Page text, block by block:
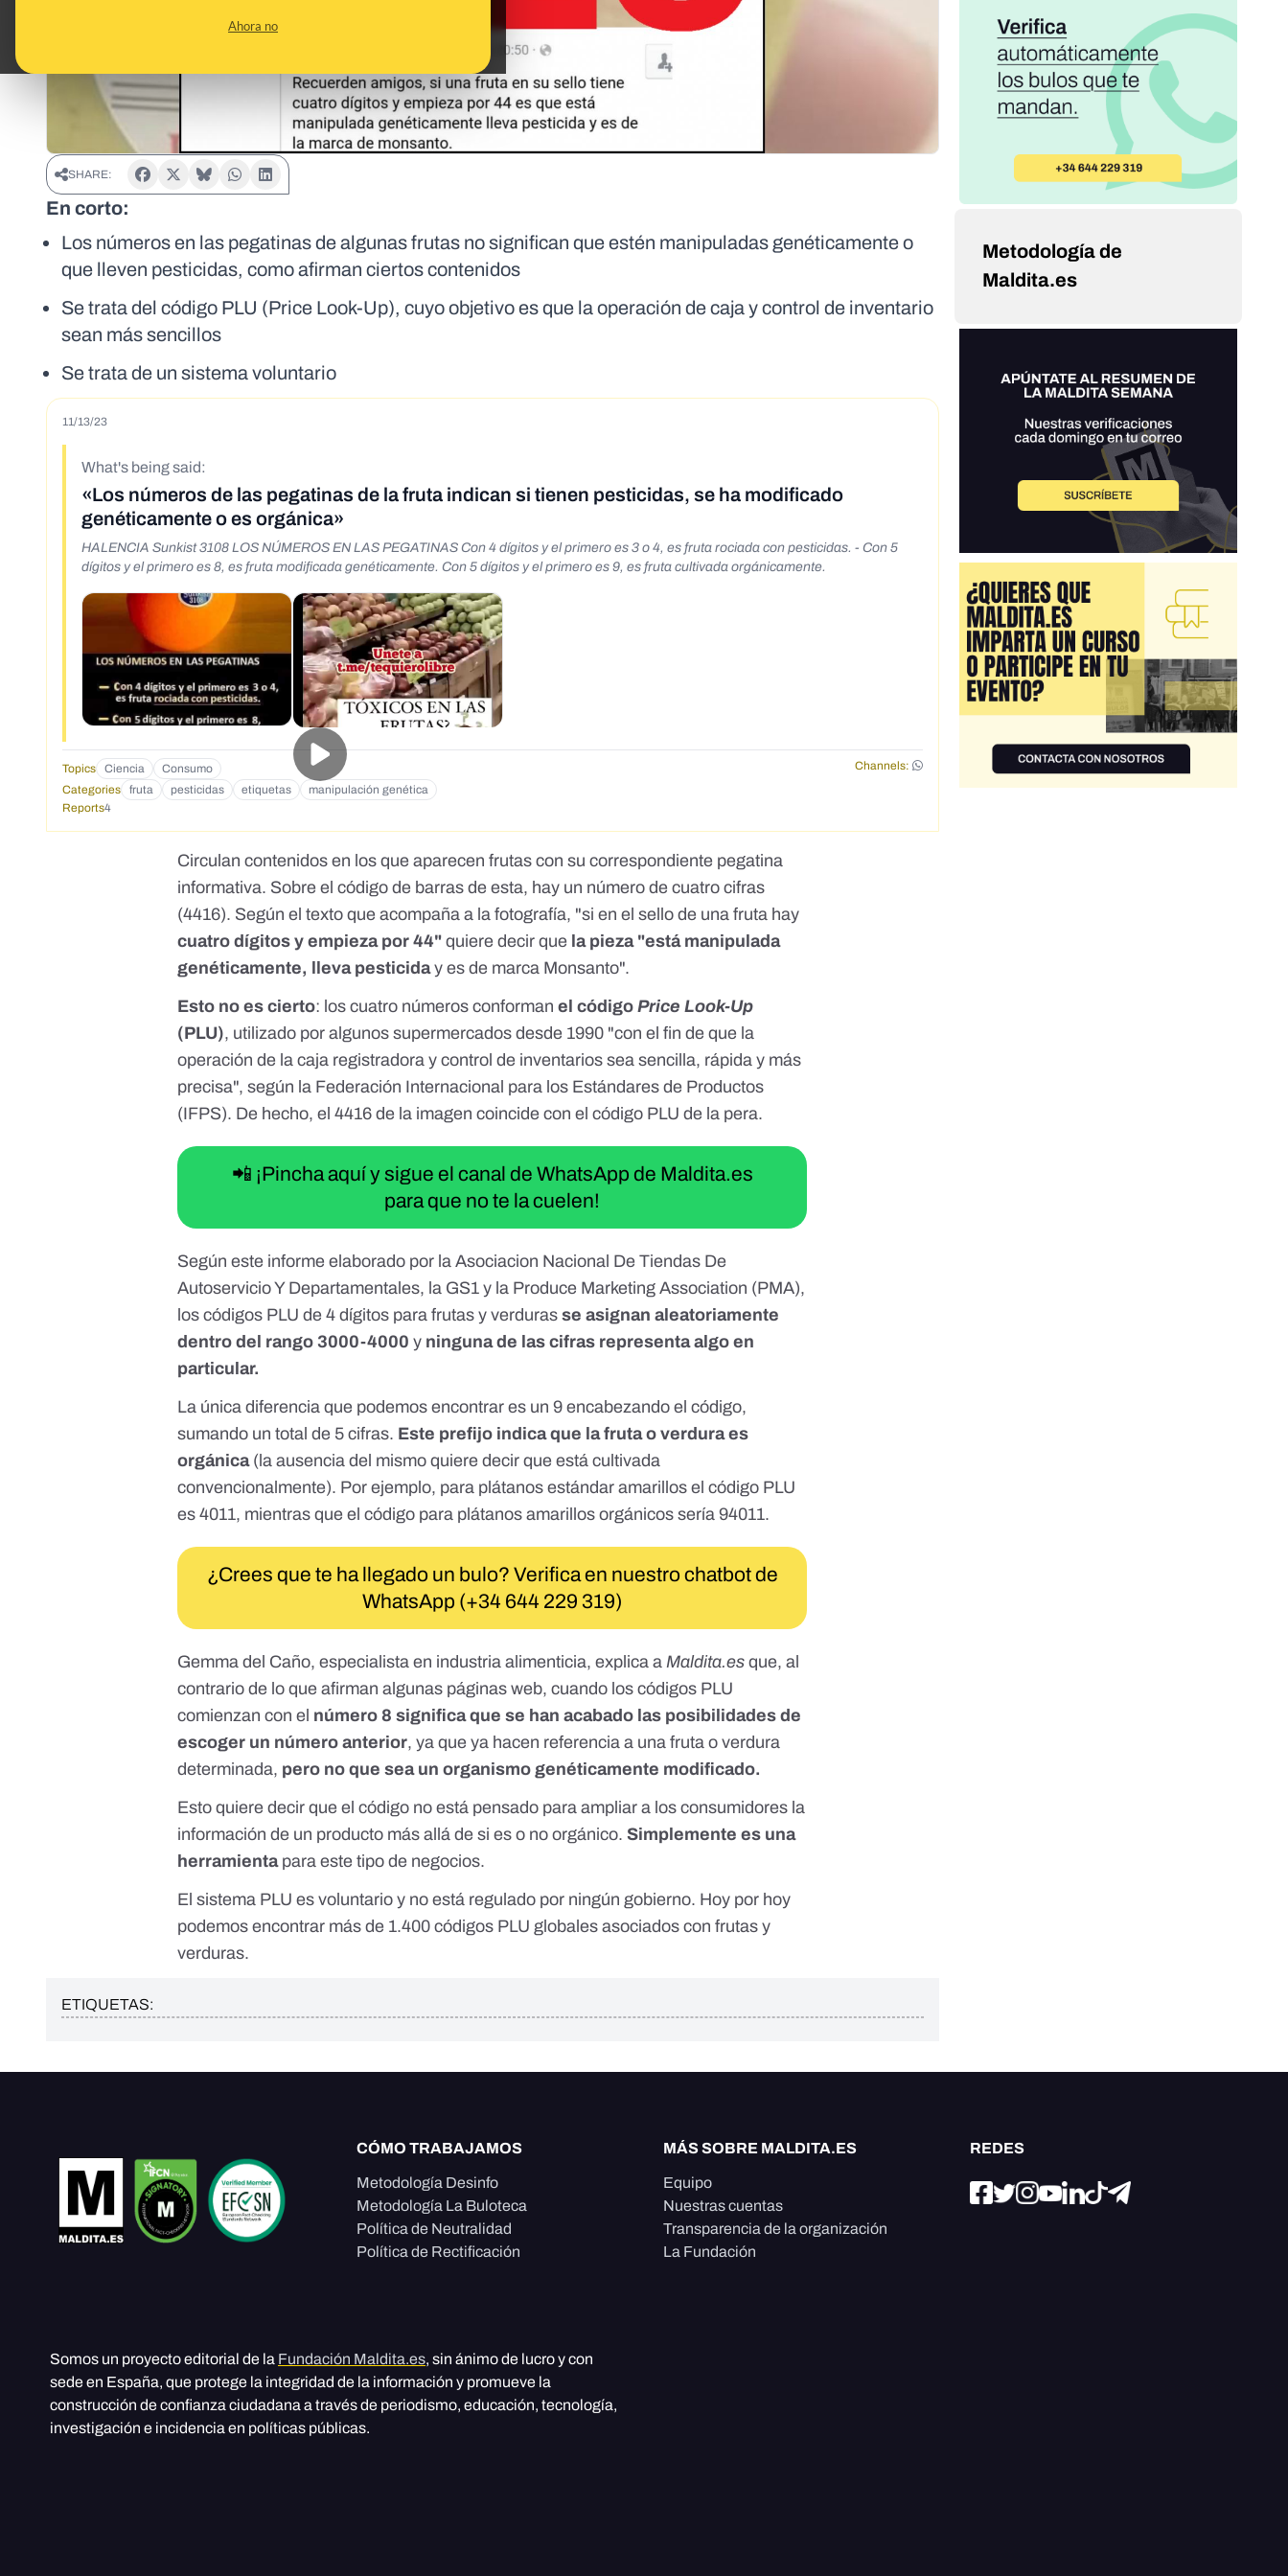
Ahora no
SHARE:
En corto:
Los números en las pegatinas de algunas frutas no significan que estén manipuladas genéticamente o
que lleven pesticidas, como afirman ciertos contenidos
Se trata del código PLU (Price Look-Up), cuyo objetivo es que la operación de caja y control de inventario
sean más sencillos
Se trata de un sistema voluntario
11/13/23
What's being said:
«Los números de las pegatinas de la fruta indican si tienen pesticidas, se ha modificado
genéticamente o es orgánica»
HALENCIA Sunkist 3108 LOS NÚMEROS EN LAS PEGATINAS Con 4 dígitos y el primero es 3 o 4, es fruta rociada con pesticidas. - Con 5
dígitos y el primero es 8, es fruta modificada genéticamente. Con 5 dígitos y el primero es 9, es fruta cultivada orgánicamente.
Topics Ciencia Consumo
Channels:
Categories
fruta pesticidas etiquetas
manipulación genética
Reports4
Circulan contenidos en los que aparecen frutas con su correspondiente pegatina
informativa. Sobre el código de barras de esta, hay un número de cuatro cifras
(4416). Según el texto que acompaña a la fotografía, "si en el sello de una fruta hay
cuatro dígitos y empieza por 44"quiere decir que la pieza "está manipulada
genéticamente, lleva pesticiday es de marca Monsanto".
Esto no es cierto: los cuatro números conformanel códigoPrice Look-Up
(PLU), utilizado por algunos supermercados desde 1990 "con el fin de que la
operación de la caja registradora y control de inventarios sea sencilla, rápida y más
precisa", según la Federación Internacional para los Estándares de Productos
(IFPS). De hecho, el 4416 de la imagencoincide con el código PLU de la pera.
📲 ¡Pincha aquí y sigue el canal de WhatsApp de Maldita.es
para que no te la cuelen!
Segúneste informe elaborado por la Asociacion Nacional De Tiendas De
Autoservicio Y Departamentales, la GS1 y la Produce Marketing Association (PMA),
los códigos PLU de 4 dígitos para frutas y verdurasse asignan aleatoriamente
dentro del rango 3000-4000 y ninguna de las cifras representa algo en
particular.
La única diferencia que podemos encontrar es un 9 encabezando el código,
sumando un total de 5 cifras. Este prefijo indica que la fruta o verdura es
orgánica(la ausencia del mismo quiere decir que está cultivada
convencionalmente). Por ejemplo, para plátanos estándar amarillos el código PLU
es 4011, mientras que el código para plátanos amarillos orgánicos sería 94011.
¿Crees que te ha llegado un bulo? Verifica en nuestro chatbot de
WhatsApp (+34 644 229 319)
Gemma del Caño, especialista en industria alimenticia, explica aMaldita.es que, al
contrario de lo que afirman algunas páginas web, cuando los códigos PLU
comienzan con el número 8 significa que se han acabado las posibilidades de
escoger un número anterior, ya que ya hacen referencia a una fruta o verdura
determinada, pero no que sea un organismo genéticamente modificado.
Esto quiere decir que el código no está pensado para ampliar a los consumidores la
información de un producto más allá de si es o no orgánico.Simplemente es una
herramientapara este tipo de negocios.
El sistema PLU es voluntario y no está regulado por ningún gobierno. Hoy por hoy
podemos encontrar más de 1.400 códigos PLU globales asociados con frutas y
verduras.
ETIQUETAS:
Metodología de
Maldita.es
CÓMO TRABAJAMOS
Metodología Desinfo
Metodología La Buloteca
Política de Neutralidad
Política de Rectificación
MÁS SOBRE MALDITA.ES
Equipo
Nuestras cuentas
Transparencia de la organización
La Fundación
REDES
Somos un proyecto editorial de la Fundación Maldita.es, sin ánimo de lucro y con
sede en España, que protege la integridad de la información y promueve la
construcción de confianza ciudadana a través de periodismo, educación, tecnología,
investigación e incidencia en políticas públicas.